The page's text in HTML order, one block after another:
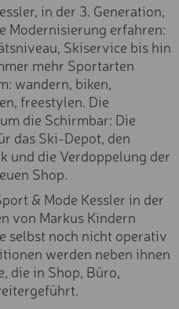
WALSER KLETTERSTEIG
HINDELANGER
KLETTERSTEIG
TAGES-KLETTERKURS
CANYONING
SCHWARZWASSERBACH
CANYONING
STARZLACHKLAMM
EINKAUFSGUTSCHEIN
EINKAUFSGUTSCHEIN
EINKAUFSGUTSCHEIN
€"
NEXT SEASON -
in der 3. Generation,
Modernisierung erfahren:
Skiservice bis hin
mehr Sportarten
wandern, biken,
freestylen. Die
die Schirmbar: Die
das Ski-Depot, den
und die Verdoppelung der
Shop.
& Mode Kessler in der
von Markus Kindern
selbst noch nicht operativ
werden neben ihnen
die in Shop, Büro,